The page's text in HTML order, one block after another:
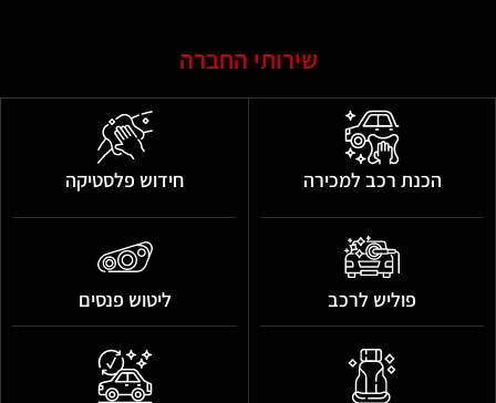
שירותי החברה
הכנת רכב למכירה
פוליש לרכב
חידוש פלסטיקה
ליטוש פנסים